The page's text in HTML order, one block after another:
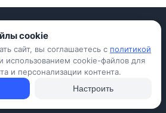
для iPhone
Shop, 2026
Конфиденциальность
ОбъявленияВопросы и ответы
cookie
сайт, вы соглашаетесь с политикой
и использованием cookie-файлов для
и персонализации контента.
Настроить